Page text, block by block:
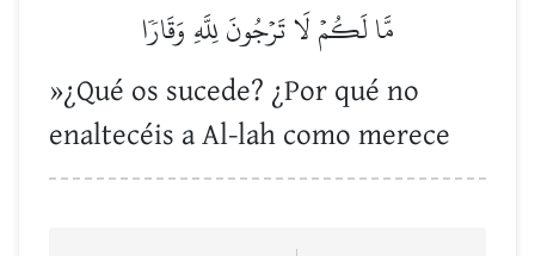
مَّا لَكُمۡ لَا تَرۡجُونَ لِلَّهِ وَقَارٗا
»¿Qué os sucede? ¿Por qué no
enaltecéis a Al-lah como merece